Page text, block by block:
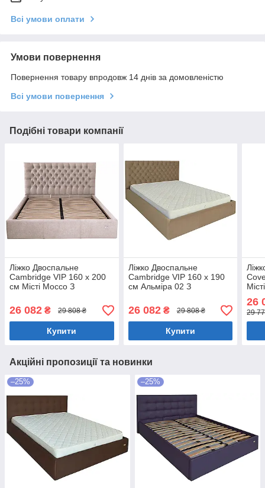
Всі умови оплати
Умови повернення
Повернення товару впродовж 14 днів за домовленістю
Всі умови повернення
Подібні товари компанії
Ліжко Двоспальне
Cambridge VIP 160 х 200
см Місті Mocсо З
цільнозварною рамою
Мокко
26 082 ₴ 29 808 ₴
Купити
Ліжко Двоспальне
Cambridge VIP 160 х 190
см Альміра 02 З
цільнозварною рамою
Мокко
26 082₴ 29 808 ₴
Купити
26
29
Акційні пропозиції та новинки
–25% –25%